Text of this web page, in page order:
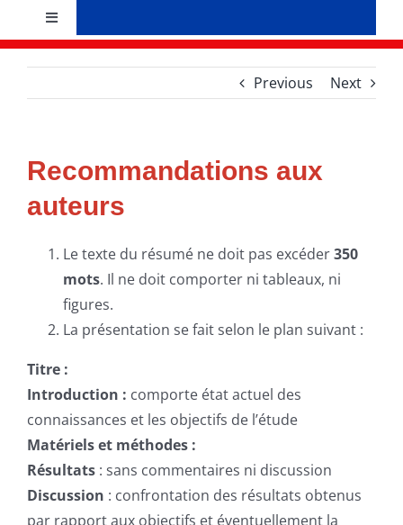
to
content
Toggle
Navigation
Accueil
Bureau
Recherche et formation
Liens
Previous Next
Recommandations aux
auteurs
Le texte du résumé ne doit pas excéder350
mots. Il ne doit comporter ni tableaux, ni
figures.
La présentation se fait selon le plan suivant :
Titre :
Introduction : comporte état actuel des
connaissances et les objectifs de l’étude
Matériels et méthodes :
Résultats : sans commentaires ni discussion
Discussion : confrontation des résultats obtenus
par rapport aux objectifs et éventuellement la